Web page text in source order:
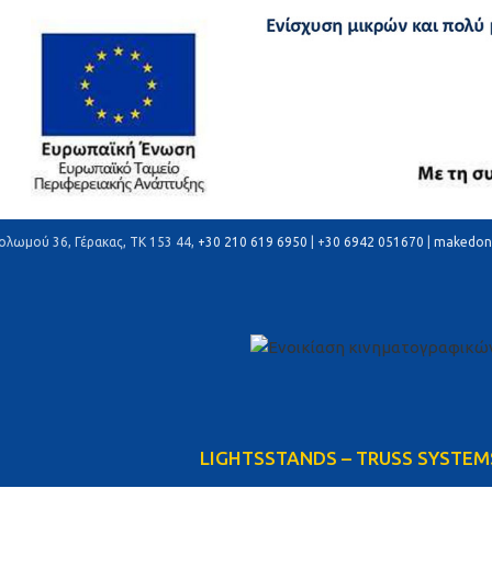
36, Γέρακας, ΤΚ 153 44, +30 210 619 6950 | +30 6942 051670
LIGHTSSTANDS – TRUSS